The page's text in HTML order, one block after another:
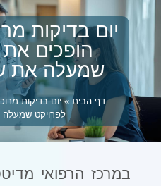
יום בדיקות
הופכים את
שמעלה את
דף הבית» יום בדיקות
לפרויקט שמעלה
במרכז הרפואי